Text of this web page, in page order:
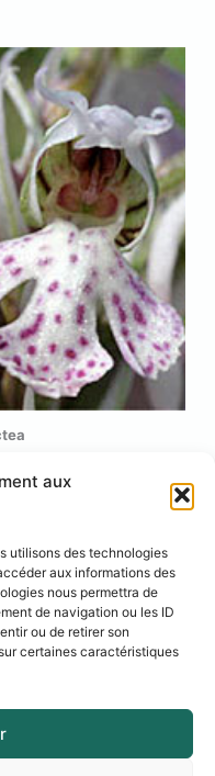
aux
utilisons des technologies
aux informations des
nous permettra de
de navigation ou les ID
ou de retirer son
certaines caractéristiques
l’Autan Blanc – 31240 L’Union
Politique de cookies